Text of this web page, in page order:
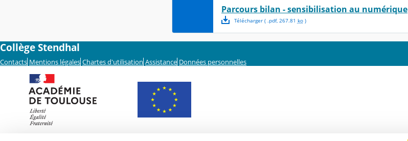
Parcours bilan - sensibilisation au numérique
Télécharger( .pdf, 267.81 ko)
Collège Stendhal
Contacts Mentions légales Chartes d'utilisation Assistance Données personnelles